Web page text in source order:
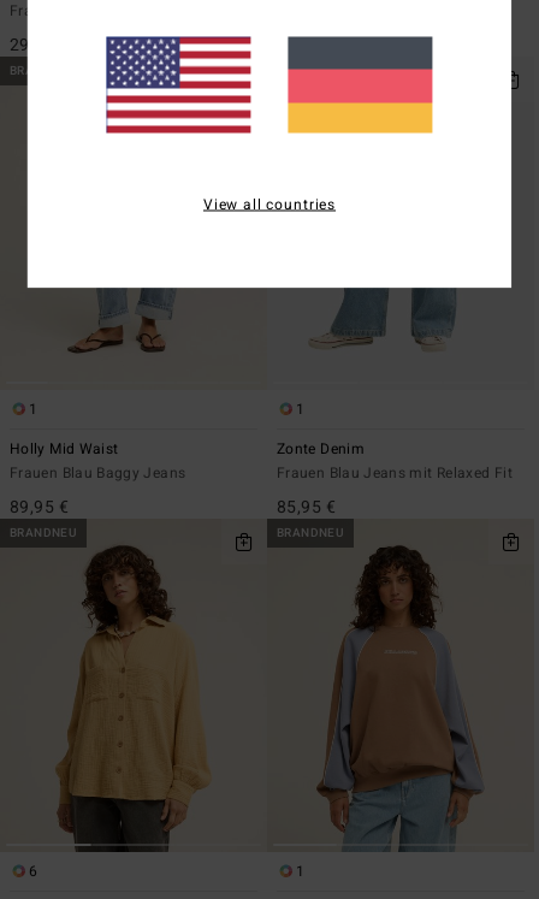
Frauen Weiss T-Shirt
29,95 € 39,95 €
BRANDNEU
1
Holly Mid Waist
Frauen Blau Baggy Jeans
89,95 €
BRANDNEU
1
Zonte Denim
Frauen Blau Jeans mit Relaxed Fit
85,95 €
BRANDNEU
6
BRANDNEU
1
View all countries